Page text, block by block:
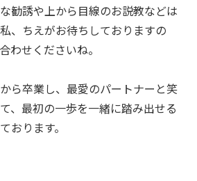
勧誘や上から目線のお説教などは
、ちえがお待ちしておりますの
わせくださいね。
ら卒業し、最愛のパートナーと笑
、最初の一歩を一緒に踏み出せる
おります。